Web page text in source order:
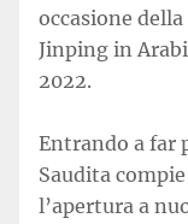
occasione
Jinping in
2022.
Entrando a far
Saudita
l’apertura a